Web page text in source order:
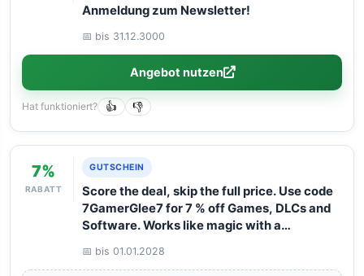
Anmeldung zum Newsletter!
📅 bis 31.12.3000
Angebot nutzen
Hat funktioniert? 👍 👎
7%
RABATT
GUTSCHEIN
Score the deal, skip the full price. Use code
7GamerGlee7 for 7 % off Games, DLCs and
Software. Works like magic with a
📅 bis 01.01.2028